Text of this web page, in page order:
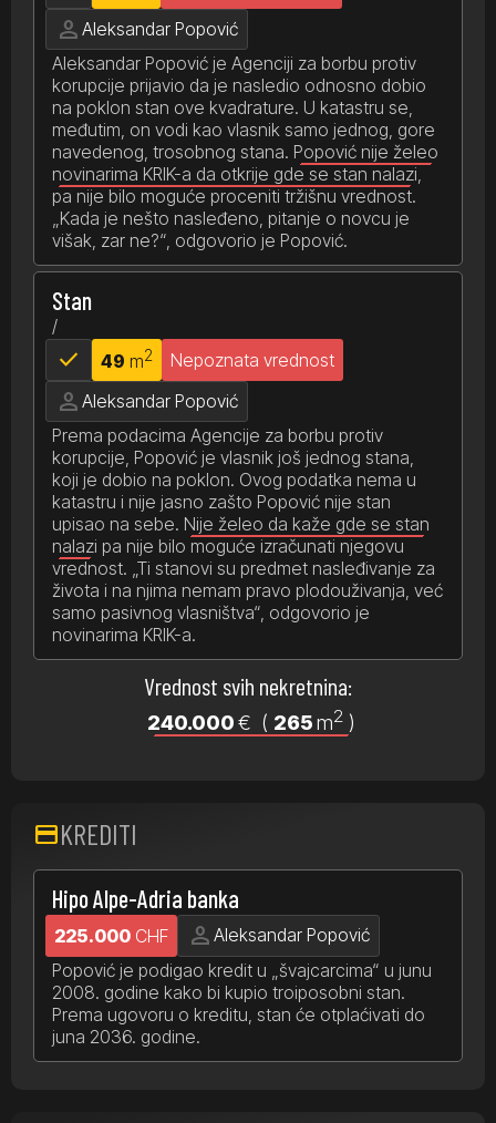
person Aleksandar Popović
Aleksandar Popović je Agenciji za borbu protiv
korupcije prijavio da je nasledio odnosno dobio
na poklon stan ove kvadrature. U katastru se,
međutim, on vodi kao vlasnik samo jednog, gore
navedenog, trosobnog stana. Popović nije želeo
novinarima KRIK-a da otkrije gde se stan nalazi,
pa nije bilo moguće proceniti tržišnu vrednost.
„Kada je nešto nasleđeno, pitanje o novcu je
višak, zar ne?“, odgovorio je Popović.
Stan
/
check 49 m2 Nepoznata vrednost
person Aleksandar Popović
Prema podacima Agencije za borbu protiv
korupcije, Popović je vlasnik još jednog stana,
koji je dobio na poklon. Ovog podatka nema u
katastru i nije jasno zašto Popović nije stan
upisao na sebe. Nije želeo da kaže gde se stan
nalazi pa nije bilo moguće izračunati njegovu
vrednost. „Ti stanovi su predmet nasleđivanje za
života i na njima nemam pravo plodouživanja, već
samo pasivnog vlasništva“, odgovorio je
novinarima KRIK-a.
Vrednost svih nekretnina:
240.000€ ( 265m2)
credit_cardKREDITI
Hipo Alpe-Adria banka
225.000 CHF person Aleksandar Popović
Popović je podigao kredit u „švajcarcima“ u junu
2008. godine kako bi kupio troiposobni stan.
Prema ugovoru o kreditu, stan će otplaćivati do
juna 2036. godine.